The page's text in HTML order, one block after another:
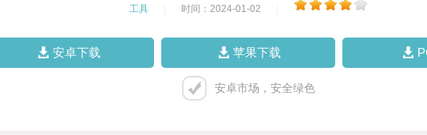
工具 时间：2024-01-02
安卓下载 苹果下载
安卓市场，安全绿色